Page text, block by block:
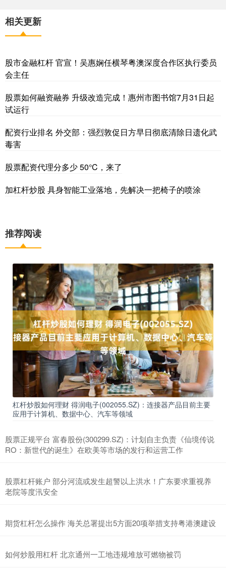
相关更新
股市金融杠杆 官宣！吴惠娴任横琴粤澳深度合作区执行委员
会主任
股票如何融资融券 升级改造完成！惠州市图书馆7月31日起
试运行
配资行业排名 外交部：强烈敦促日方早日彻底清除日遗化武
毒害
股票配资代理分多少 50°C，来了
加杠杆炒股 具身智能工业落地，先解决一把椅子的喷涂
推荐阅读
杠杆炒股如何理财 得润电子(002055.SZ)：连接器产品目前主要
应用于计算机、数据中心、汽车等领域
股票正规平台 富春股份(300299.SZ)：计划自主负责《仙境传说
RO：新世代的诞生》在欧美等市场的发行和运营工作
股票杠杆账户 部分河流或发生超警以上洪水！广东要求重视养
老院等度汛安全
期货杠杆怎么操作 海关总署提出5方面20项举措支持粤港澳建设
如何炒股用杠杆 北京通州一工地违规堆放可燃物被罚